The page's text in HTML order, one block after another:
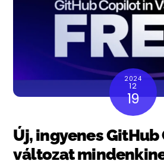
2024
12
19
Új, ingyenes
változat